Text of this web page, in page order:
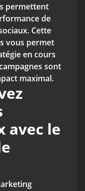
permettent
de
Cette
vous permet
en cours
sont
maximal.
avec le